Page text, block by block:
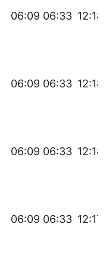
06:09 06:33 12:18
06:09 06:33 12:18
06:09 06:33 12:18
06:09 06:33 12:17